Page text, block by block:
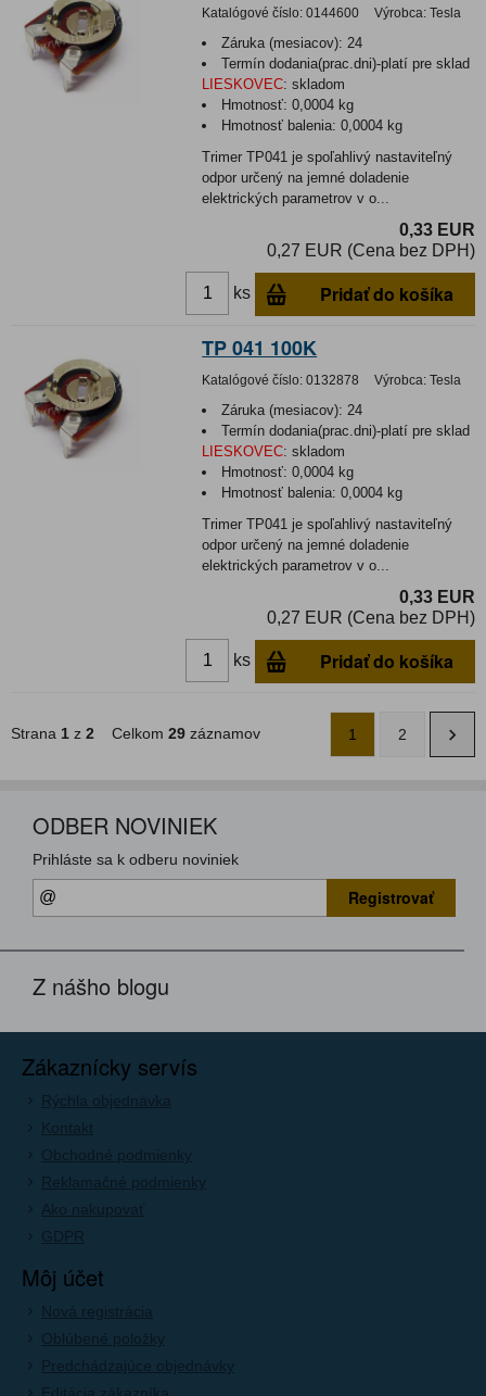
Katalógové číslo: 0144600 Výrobca: Tesla
Záruka (mesiacov): 24
Termín dodania(prac.dni)-platí pre sklad
LIESKOVEC: skladom
Hmotnosť:0,0004 kg
Hmotnosť balenia:0,0004 kg
Trimer TP041 je spoľahlivý nastaviteľný
odpor určený na jemné doladenie
elektrických parametrov v o...
0,33 EUR
0,27 EUR (Cena bez DPH)
ks Pridať do košíka
TP 041 100K
Katalógové číslo: 0132878 Výrobca: Tesla
Záruka (mesiacov): 24
Termín dodania(prac.dni)-platí pre sklad
LIESKOVEC: skladom
Hmotnosť:0,0004 kg
Hmotnosť balenia:0,0004 kg
Trimer TP041 je spoľahlivý nastaviteľný
odpor určený na jemné doladenie
elektrických parametrov v o...
0,33 EUR
0,27 EUR (Cena bez DPH)
ks Pridať do košíka
Strana 1 z 2 Celkom 29 záznamov 1 2
ODBER NOVINIEK
Prihláste sa k odberu noviniek
Registrovať
Z nášho blogu
Zákaznícky servís
Rýchla objednávka
Kontakt
Obchodné podmienky
Reklamačné podmienky
Ako nakupovať
GDPR
Môj účet
Nová registrácia
Oblúbené položky
Predchádzajúce objednávky
Editácia zákazníka